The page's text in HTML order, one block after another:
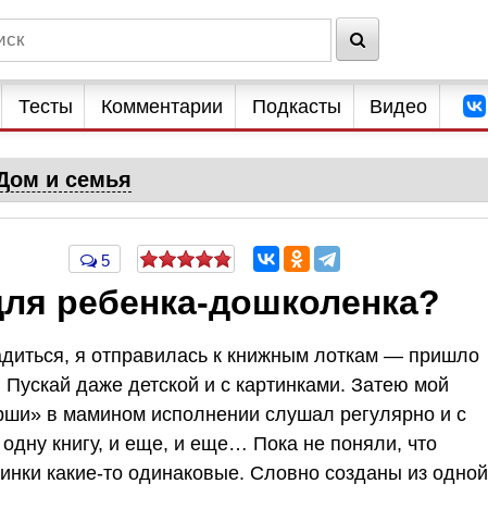
Тесты Комментарии Подкасты Видео
и семья
5
ребенка-дошколенка?
я отправилась к книжным лоткам — пришло
даже детской и с картинками. Затею мой
в мамином исполнении слушал регулярно и с
книгу, и еще, и еще… Пока не поняли, что
какие-то одинаковые. Словно созданы из одной